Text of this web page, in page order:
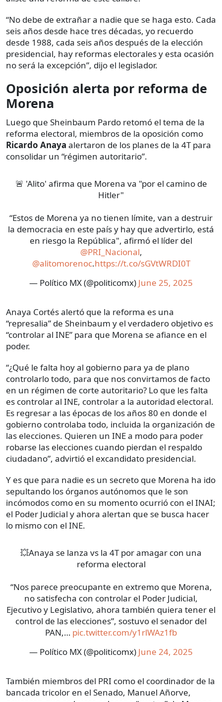
“No debe de extrañar a nadie que se haga esto. Cada
seis años desde hace tres décadas, yo recuerdo
desde 1988, cada seis años después de la elección
presidencial, hay reformas electorales y esta ocasión
no será la excepción”, dijo el legislador.
Oposición alerta por reforma de
Morena
Luego que Sheinbaum Pardo retomó el tema de la
reforma electoral, miembros de la oposición como
Ricardo Anaya alertaron de los planes de la 4T para
consolidar un “régimen autoritario”.
🚨 'Alito' afirma que Morena va "por el camino de
Hitler"
“Estos de Morena ya no tienen límite, van a destruir
la democracia en este país y hay que advertirlo, está
en riesgo la República", afirmó el líder del
@PRI_Nacional,
@alitomorenoc.https://t.co/sGVtWRDI0T
— Político MX (@politicomx) June 25, 2025
Anaya Cortés alertó que la reforma es una
“represalia” de Sheinbaum y el verdadero objetivo es
“controlar al INE” para que Morena se afiance en el
poder.
“¿Qué le falta hoy al gobierno para ya de plano
controlarlo todo, para que nos convirtamos de facto
en un régimen de corte autoritario? Lo que les falta
es controlar al INE, controlar a la autoridad electoral.
Es regresar a las épocas de los años 80 en donde el
gobierno controlaba todo, incluida la organización de
las elecciones. Quieren un INE a modo para poder
robarse las elecciones cuando pierdan el respaldo
ciudadano”, advirtió el excandidato presidencial.
Y es que para nadie es un secreto que Morena ha ido
sepultando los órganos autónomos que le son
incómodos como en su momento ocurrió con el INAI;
el Poder Judicial y ahora alertan que se busca hacer
lo mismo con el INE.
💥Anaya se lanza vs la 4T por amagar con una
reforma electoral
“Nos parece preocupante en extremo que Morena,
no satisfecha con controlar el Poder Judicial,
Ejecutivo y Legislativo, ahora también quiera tener el
control de las elecciones”, sostuvo el senador del
PAN,… pic.twitter.com/y1rlWAz1fb
— Político MX (@politicomx) June 24, 2025
También miembros del PRI como el coordinador de la
bancada tricolor en el Senado, Manuel Añorve,